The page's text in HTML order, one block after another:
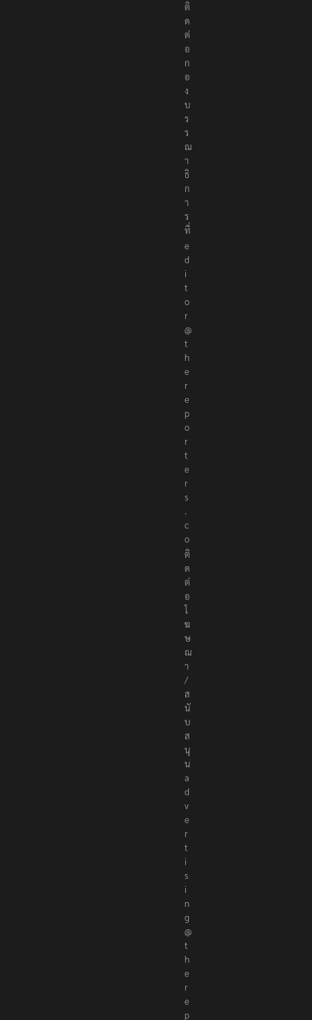
ติ
ด
ต่
อ
ก
อ
ง
บ
ร
ร
ณ
า
ธิ
ก
า
ร
ที่
e
d
i
t
o
r
@
t
h
e
r
e
p
o
r
t
e
r
s
.
c
o
ติ
ด
ต่
อ
โ
ฆ
ษ
ณ
า
/
ส
นั
บ
ส
นุ
น
a
d
v
e
r
t
i
s
i
n
g
@
t
h
e
r
e
p